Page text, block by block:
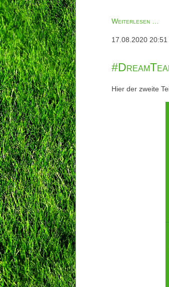
Weiterlesen …
17.08.2020 20:51
Hier der zweite